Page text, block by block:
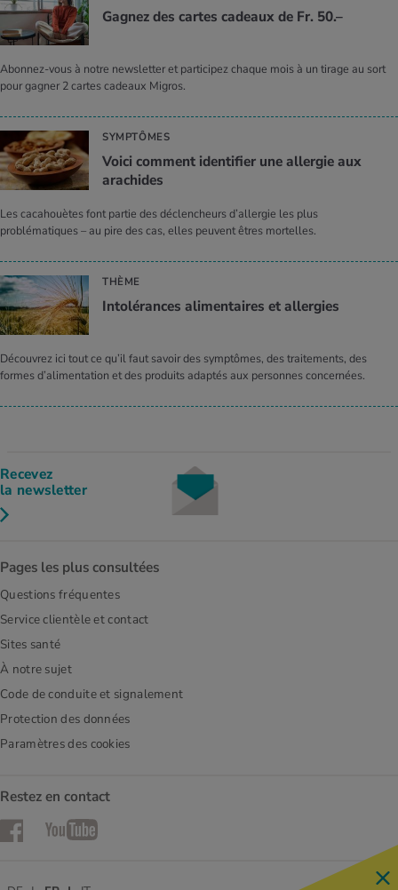
Gagnez des cartes cadeaux de Fr. 50.–
Abonnez-vous à notre newsletter et participez chaque mois à un tirage au sort
pour gagner 2 cartes cadeaux Migros.
SYMPTÔMES
Voici comment identifier une allergie aux
arachides
Les cacahouètes font partie des déclencheurs d’allergie les plus
problématiques – au pire des cas, elles peuvent êtres mortelles.
THÈME
Intolérances alimentaires et allergies
Découvrez ici tout ce qu’il faut savoir des symptômes, des traitements, des
formes d’alimentation et des produits adaptés aux personnes concernées.
Recevez
la newsletter
Pages les plus consultées
Questions fréquentes
Service clientèle et contact
Sites santé
À notre sujet
Code de conduite et signalement
Protection des données
Paramètres des cookies
Restez en contact
FacebookYouTube